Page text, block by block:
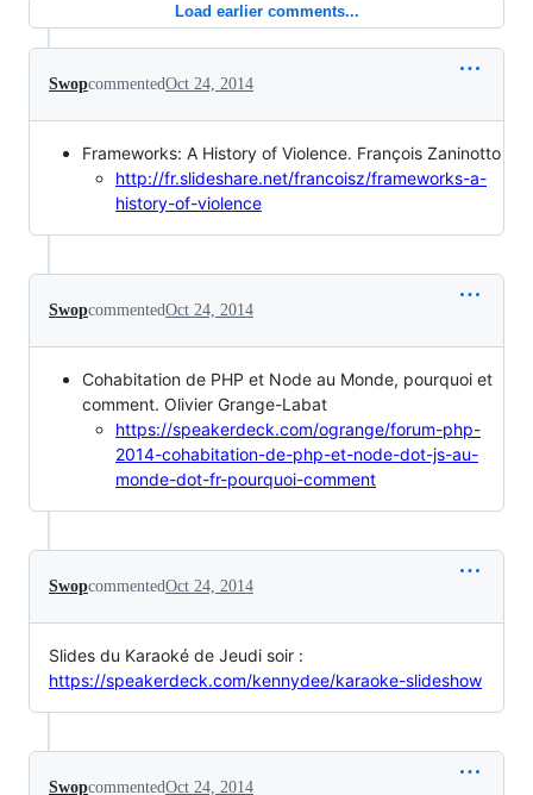
Load earlier comments...
SwopcommentedOct 24, 2014
Frameworks: A History of Violence. François Zaninotto
http://fr.slideshare.net/francoisz/frameworks-a-
history-of-violence
SwopcommentedOct 24, 2014
Cohabitation de PHP et Node au Monde, pourquoi et
comment. Olivier Grange-Labat
https://speakerdeck.com/ogrange/forum-php-
2014-cohabitation-de-php-et-node-dot-js-au-
monde-dot-fr-pourquoi-comment
SwopcommentedOct 24, 2014
Slides du Karaoké de Jeudi soir :
https://speakerdeck.com/kennydee/karaoke-slideshow
SwopcommentedOct 24, 2014